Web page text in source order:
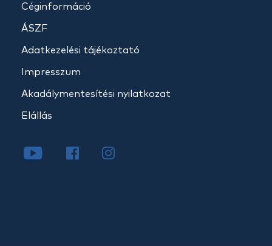
Céginformáció
ÁSZF
Adatkezelési tájékoztató
Impresszum
Akadálymentesítési nyilatkozat
Elállás